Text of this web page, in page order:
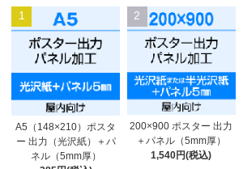
1
A5（148×210）ポスタ
ー 出力（光沢紙）＋パ
ネル（5mm厚）
2
200×900 ポスター 出力
＋パネル（5mm厚）
1,540円(税込)